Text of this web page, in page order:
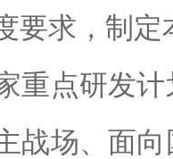
要求，制定
研发计
战场、面